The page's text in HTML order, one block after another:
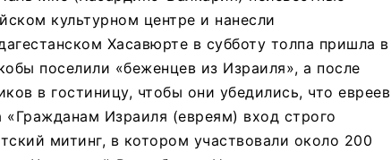
культурном центре и нанесли
Хасавюрте в субботу толпа пришла в
поселили «беженцев из Израиля», а после
в гостиницу, чтобы они убедились, что евреев
«Гражданам Израиля (евреям) вход строго
митинг, в котором участвовали около 200